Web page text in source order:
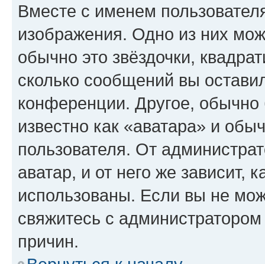
Вместе с именем
изображения. Одно из них
обычно это звёздочки,
сколько сообщений вы
конференции. Другое,
известно как «аватара» и
пользователя. От
аватар, и от него же зависит,
использованы. Если вы не
свяжитесь с
причин.